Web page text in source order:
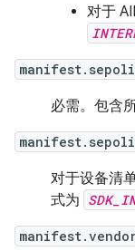
对于
必需。包含
对于设备清
式为